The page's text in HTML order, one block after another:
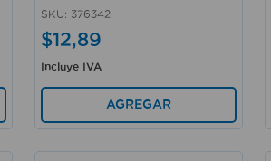
SKU: 376342
$12,89
Incluye IVA
AGREGAR